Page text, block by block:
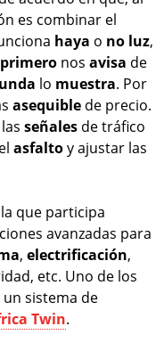
es combinar el
haya o no luz,
primero nos avisa de
lo muestra. Por
asequible de precio.
señales de tráfico
asfaltoy ajustar las
que participa
avanzadas para
, electrificación,
etc. Uno de los
sistema de
Twin.